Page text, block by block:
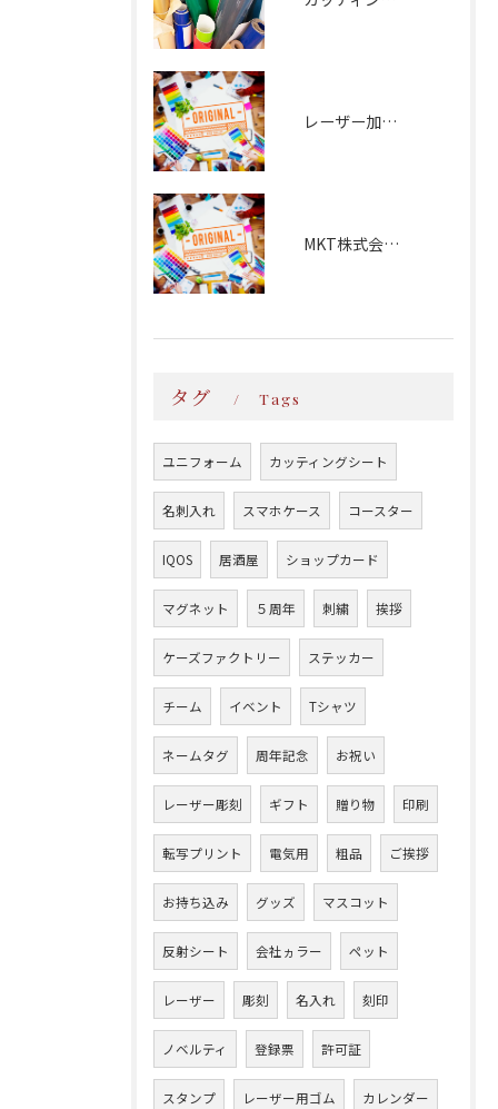
レーザー加工：磁器食器
MKT株式会社様
タグ Tags
ユニフォーム カッティングシート
名刺入れ スマホケース コースター
IQOS 居酒屋 ショップカード
マグネット ５周年 刺繍 挨拶
ケーズファクトリー ステッカー
チーム イベント Tシャツ
ネームタグ 周年記念 お祝い
レーザー彫刻 ギフト 贈り物 印刷
転写プリント 電気用 粗品 ご挨拶
お持ち込み グッズ マスコット
反射シート 会社ヵラー ペット
レーザー 彫刻 名入れ 刻印
ノベルティ 登録票 許可証
スタンプ レーザー用ゴム カレンダー